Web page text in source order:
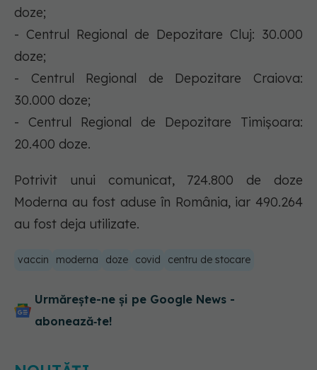
doze;
- Centrul Regional de Depozitare Cluj: 30.000
doze;
- Centrul Regional de Depozitare Craiova:
30.000 doze;
- Centrul Regional de Depozitare Timișoara:
20.400 doze.
Potrivit unui comunicat, 724.800 de doze
Moderna au fost aduse în România, iar 490.264
au fost deja utilizate.
vaccin moderna doze covid centru de stocare
Urmărește-ne și pe Google News -
abonează‑te!